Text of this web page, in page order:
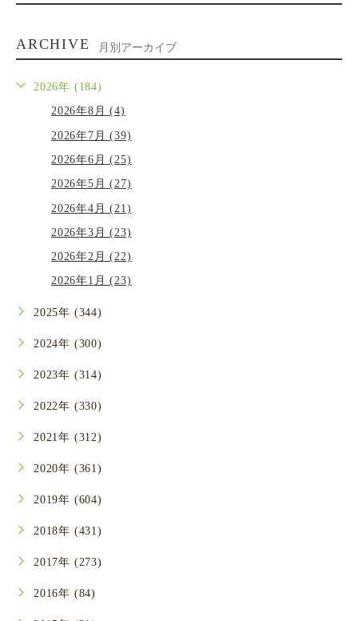
ARCHIVE 月別アーカイブ
2026年 (184)
2026年8月 (4)
2026年7月 (39)
2026年6月 (25)
2026年5月 (27)
2026年4月 (21)
2026年3月 (23)
2026年2月 (22)
2026年1月 (23)
2025年 (344)
2024年 (300)
2023年 (314)
2022年 (330)
2021年 (312)
2020年 (361)
2019年 (604)
2018年 (431)
2017年 (273)
2016年 (84)